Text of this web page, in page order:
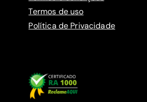
Termos de uso
Política de Privacidade